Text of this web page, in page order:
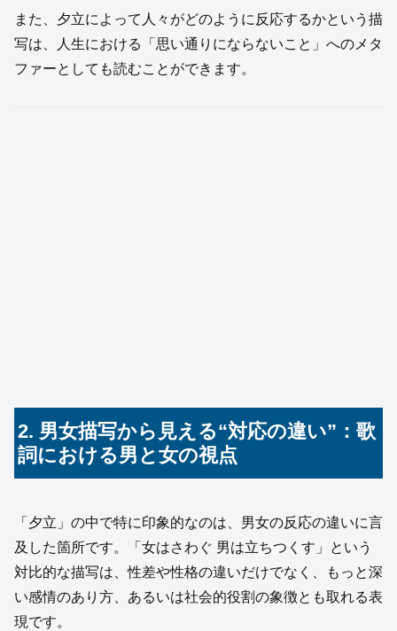
また、夕立によって人々がどのように反応するかという描
写は、人生における「思い通りにならないこと」へのメタ
ファーとしても読むことができます。
2. 男女描写から見える“対応の違い”：歌
詞における男と女の視点
「夕立」の中で特に印象的なのは、男女の反応の違いに言
及した箇所です。「女はさわぐ 男は立ちつくす」という
対比的な描写は、性差や性格の違いだけでなく、もっと深
い感情のあり方、あるいは社会的役割の象徴とも取れる表
現です。